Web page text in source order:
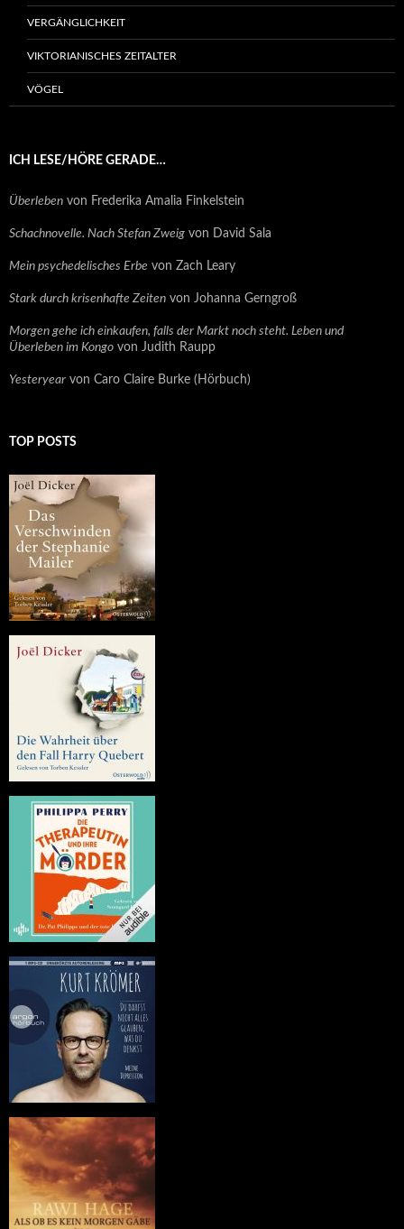
VERGÄNGLICHKEIT
VIKTORIANISCHES ZEITALTER
VÖGEL
ICH LESE/HÖRE GERADE…
Überleben von Frederika Amalia Finkelstein
Schachnovelle. Nach Stefan Zweig von David Sala
Mein psychedelisches Erbe von Zach Leary
Stark durch krisenhafte Zeiten von Johanna Gerngroß
Morgen gehe ich einkaufen, falls der Markt noch steht. Leben und
Überleben im Kongo von Judith Raupp
Yesteryear von Caro Claire Burke (Hörbuch)
TOP POSTS